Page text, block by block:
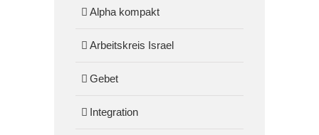
Alpha kompakt
Arbeitskreis Israel
Gebet
Integration